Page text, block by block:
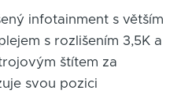
infotainment s větším
s rozlišením 3,5K a
štítem za
svou pozici